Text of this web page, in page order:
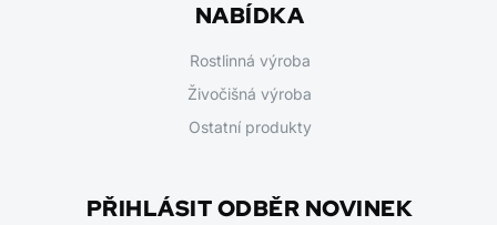
NABÍDKA
Rostlinná výroba
Živočišná výroba
Ostatní produkty
PŘIHLÁSIT ODBĚR NOVINEK